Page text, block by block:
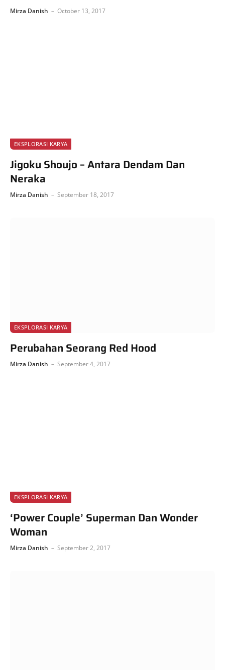
Mirza Danish October 13, 2017
EKSPLORASI KARYA
Jigoku Shoujo – Antara Dendam Dan
Neraka
Mirza Danish September 18, 2017
EKSPLORASI KARYA
Perubahan Seorang Red Hood
Mirza Danish September 4, 2017
EKSPLORASI KARYA
‘Power Couple’ Superman Dan Wonder
Woman
Mirza Danish September 2, 2017